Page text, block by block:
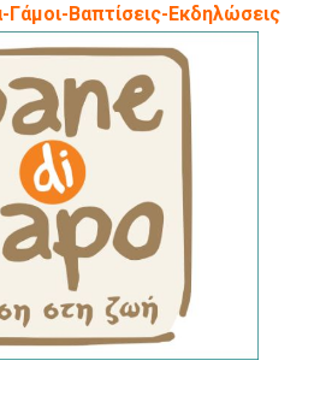
Βαπτίσεις-Εκδηλώσεις